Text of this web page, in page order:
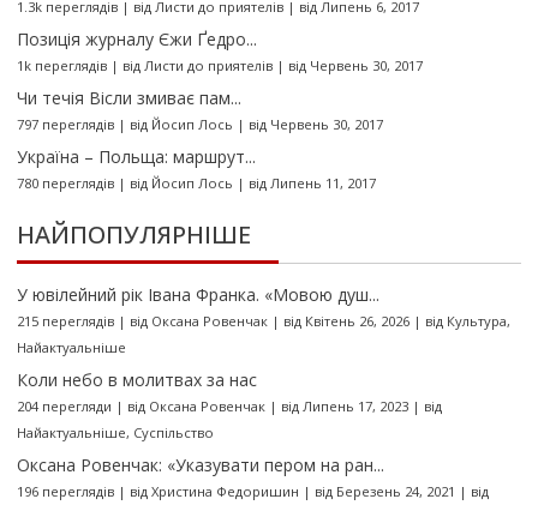
1.3k переглядів| від Листи до приятелів| від Липень 6, 2017
Позиція журналу Єжи Ґедро...
1k переглядів| від Листи до приятелів| від Червень 30, 2017
Чи течія Вісли змиває пам...
797 переглядів| від Йосип Лось | від Червень 30, 2017
Україна – Польща: маршрут...
780 переглядів| від Йосип Лось | від Липень 11, 2017
НАЙПОПУЛЯРНІШЕ
У ювілейний рік Івана Франка. «Мовою душ...
215 переглядів| від Оксана Ровенчак| від Квітень 26, 2026| від Культура,
Найактуальніше
Коли небо в молитвах за нас
204 перегляди | від Оксана Ровенчак| від Липень 17, 2023| від
Найактуальніше, Суспільство
Оксана Ровенчак: «Указувати пером на ран...
196 переглядів| від Христина Федоришин | від Березень 24, 2021 | від